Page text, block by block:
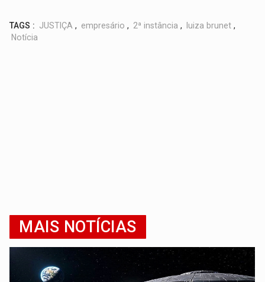
TAGS : JUSTIÇA , empresário , 2ª instância , luiza brunet ,
Notícia
MAIS NOTÍCIAS